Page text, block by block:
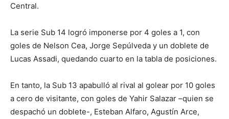
Central.
La serie Sub 14 logró imponerse por 4 goles a 1, con
goles de Nelson Cea, Jorge Sepúlveda y un doblete de
Lucas Assadi, quedando cuarto en la tabla de posiciones.
En tanto, la Sub 13 apabulló al rival al golear por 10 goles
a cero de visitante, con goles de Yahir Salazar –quien se
despachó un doblete-, Esteban Alfaro, Agustín Arce,